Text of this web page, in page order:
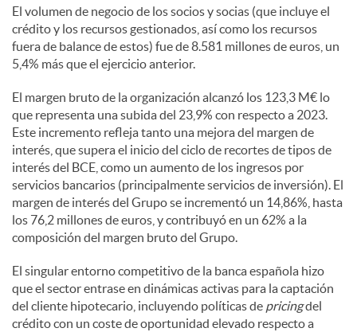
El volumen de negocio de los socios y socias (que incluye el
crédito y los recursos gestionados, así como los recursos
fuera de balance de estos) fue de 8.581 millones de euros, un
5,4% más que el ejercicio anterior.
El margen bruto de la organización alcanzó los 123,3 M€ lo
que representa una subida del 23,9% con respecto a 2023.
Este incremento refleja tanto una mejora del margen de
interés, que supera el inicio del ciclo de recortes de tipos de
interés del BCE, como un aumento de los ingresos por
servicios bancarios (principalmente servicios de inversión). El
margen de interés del Grupo se incrementó un 14,86%, hasta
los 76,2 millones de euros, y contribuyó en un 62% a la
composición del margen bruto del Grupo.
El singular entorno competitivo de la banca española hizo
que el sector entrase en dinámicas activas para la captación
del cliente hipotecario, incluyendo políticas de pricingdel
crédito con un coste de oportunidad elevado respecto a